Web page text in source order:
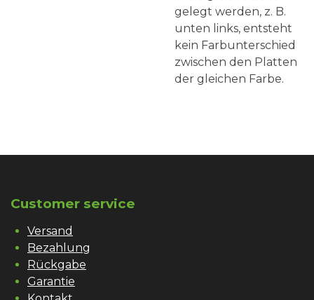
gelegt werden, z. B.
unten links, entsteht
kein Farbunterschied
zwischen den Platten
der gleichen Farbe.
Customer service
Versand
Bezahlung
Rückgabe
Garantie